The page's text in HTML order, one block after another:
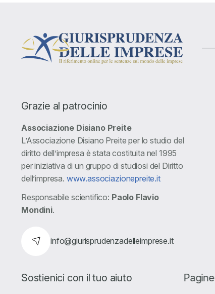
Grazie al patrocinio
Associazione Disiano Preite
L’Associazione Disiano Preite per lo studio del
diritto dell’impresa è stata costituita nel 1995
per iniziativa di un gruppo di studiosi del Diritto
dell’impresa. www.associazionepreite.it
Responsabile scientifico: Paolo Flavio
Mondini.
info@giurisprudenzadelleimprese.it
Sostienici con il tuo aiuto Pagine